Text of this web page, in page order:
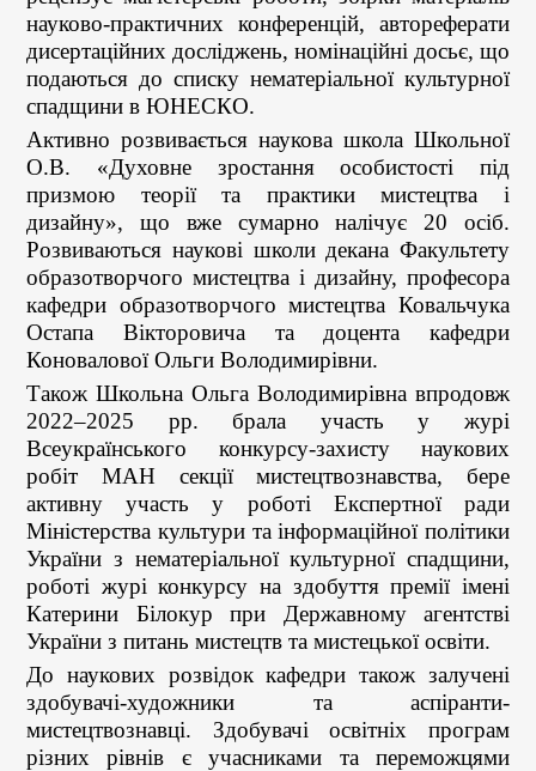
науково-практичних конференцій, автореферати
дисертаційних досліджень, номінаційні досьє, що
подаються до списку нематеріальної культурної
спадщини в ЮНЕСКО.
Активно розвивається наукова школа Школьної
О.В. «Духовне зростання особистості під
призмою теорії та практики мистецтва і
дизайну», що вже сумарно налічує 20 осіб.
Розвиваються наукові школи декана Факультету
образотворчого мистецтва і дизайну, професора
кафедри образотворчого мистецтва Ковальчука
Остапа Вікторовича та доцента кафедри
Коновалової Ольги Володимирівни.
Також Школьна Ольга Володимирівна впродовж
2022–2025 рр. брала участь у журі
Всеукраїнського конкурсу-захисту наукових
робіт МАН секції мистецтвознавства, бере
активну участь у роботі Експертної ради
Міністерства культури та інформаційної політики
України з нематеріальної культурної спадщини,
роботі журі конкурсу на здобуття премії імені
Катерини Білокур при Державному агентстві
України з питань мистецтв та мистецької освіти.
До наукових розвідок кафедри також залучені
здобувачі-художники та аспіранти-
мистецтвознавці. Здобувачі освітніх програм
різних рівнів є учасниками та переможцями